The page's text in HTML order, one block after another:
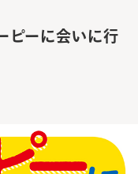
ピーに会いに行